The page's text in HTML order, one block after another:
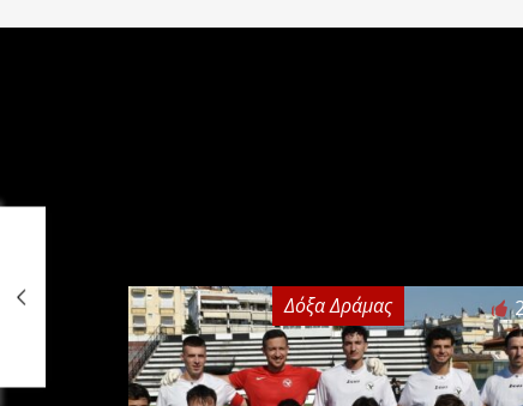
Δόξα Δράμας 2